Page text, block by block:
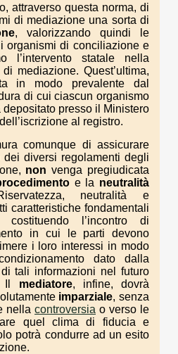
attraverso questa norma, di
di mediazione una sorta di
, valorizzando quindi le
organismi di conciliazione e
l’intervento statale nella
mediazione. Quest’ultima,
in modo prevalente dal
di cui ciascun organismo
presso il Ministero
al registro.
comunque di assicurare
diversi regolamenti degli
nonvenga pregiudicata
e la neutralità
neutralità e
caratteristiche fondamentali
l’incontro di
in cui le parti devono
i loro interessi in modo
dato dalla
tali informazioni nel futuro
Il mediatore, infine, dovrà
imparziale, senza
nella controversia o verso le
quel clima di fiducia e
potrà condurre ad un esito